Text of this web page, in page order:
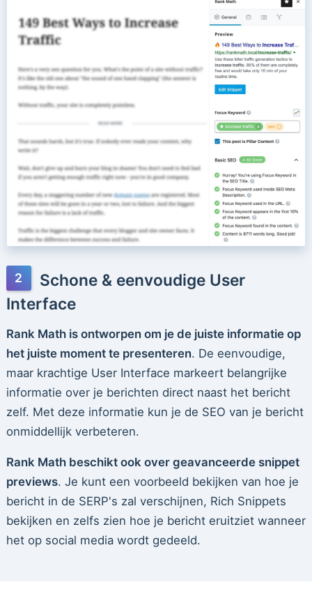
Schone & eenvoudige User
Interface
Rank Math is ontworpen om je de juiste informatie op
het juiste moment te presenteren. De eenvoudige,
maar krachtige User Interface markeert belangrijke
informatie over je berichten direct naast het bericht
zelf. Met deze informatie kun je de SEO van je bericht
onmiddellijk verbeteren.
Rank Math beschikt ook over geavanceerde snippet
previews. Je kunt een voorbeeld bekijken van hoe je
bericht in de SERP's zal verschijnen, Rich Snippets
bekijken en zelfs zien hoe je bericht eruitziet wanneer
het op social media wordt gedeeld.